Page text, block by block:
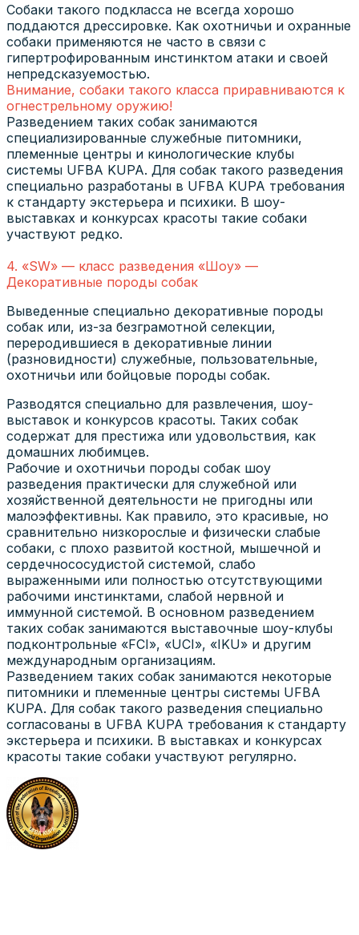
Собаки такого подкласса не всегда хорошо
поддаются дрессировке. Как охотничьи и охранные
собаки применяются не часто в связи с
гипертрофированным инстинктом атаки и своей
непредсказуемостью.
Внимание, собаки такого класса приравниваются к
огнестрельному оружию!
Разведением таких собак занимаются
специализированные служебные питомники,
племенные центры и кинологические клубы
системы UFBA KUPA. Для собак такого разведения
специально разработаны в UFBA KUPA требования
к стандарту экстерьера и психики. В шоу-
выставках и конкурсах красоты такие собаки
участвуют редко.
4. «SW» — класс разведения «Шоу» —
Декоративные породы собак
Выведенные специально декоративные породы
собак или, из-за безграмотной селекции,
переродившиеся в декоративные линии
(разновидности) служебные, пользовательные,
охотничьи или бойцовые породы собак.
Разводятся специально для развлечения, шоу-
выставок и конкурсов красоты. Таких собак
содержат для престижа или удовольствия, как
домашних любимцев.
Рабочие и охотничьи породы собак шоу
разведения практически для служебной или
хозяйственной деятельности не пригодны или
малоэффективны. Как правило, это красивые, но
сравнительно низкорослые и физически слабые
собаки, с плохо развитой костной, мышечной и
сердечнососудистой системой, слабо
выраженными или полностью отсутствующими
рабочими инстинктами, слабой нервной и
иммунной системой. В основном разведением
таких собак занимаются выставочные шоу-клубы
подконтрольные «FCI», «UCI», «IKU» и другим
международным организациям.
Разведением таких собак занимаются некоторые
питомники и племенные центры системы UFBA
KUPA. Для собак такого разведения специально
согласованы в UFBA KUPA требования к стандарту
экстерьера и психики. В выставках и конкурсах
красоты такие собаки участвуют регулярно.